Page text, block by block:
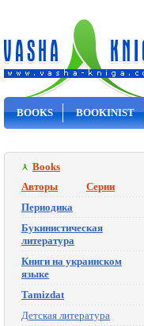
BOOKS BOOKINIST
Books
Авторы
Серии
Периодика
Букинистическая
литература
Книги на украинском
языке
Tamizdat
Детская литература